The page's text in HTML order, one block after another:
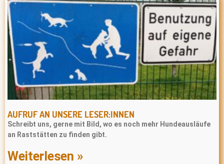
AUFRUF AN UNSERE LESER:INNEN
Schreibt uns, gerne mit Bild, wo es noch mehr Hundeausläufe
an Raststätten zu finden gibt.
Weiterlesen »